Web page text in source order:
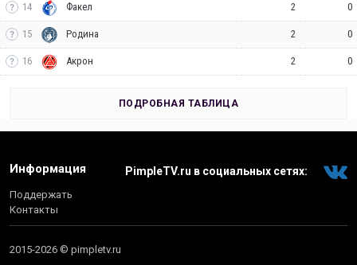
14 Факел 2 0
15 Родина 2 0
16 Акрон 2 0
ПОДРОБНАЯ ТАБЛИЦА
Информация
Поддержать
Контакты
PimpleTV.ru в социальных сетях:
2015-2026 © pimpletv.ru